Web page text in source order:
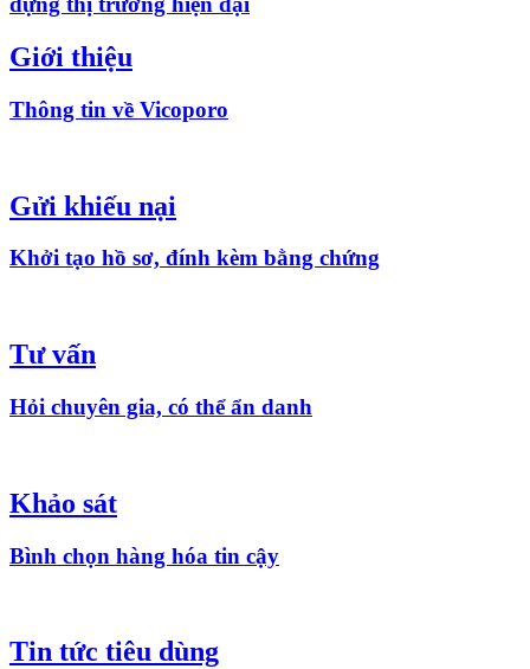
Giới thiệu
Thông tin về Vicoporo
Gửi khiếu nại
Khởi tạo hồ sơ, đính kèm bằng chứng
Tư vấn
Hỏi chuyên gia, có thể ẩn danh
Khảo sát
Bình chọn hàng hóa tin cậy
Tin tức tiêu dùng